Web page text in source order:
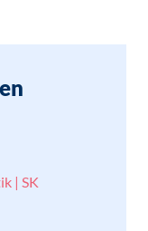
| SK